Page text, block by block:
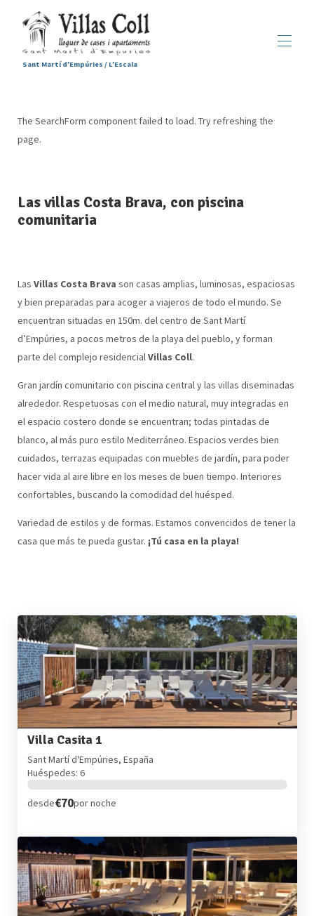
Sant Martí d'Empúries / L'Escala
Alojamientos ▾
The SearchForm component failed to load. Try refreshing the
page.
Las villas Costa Brava, con piscina
comunitaria
Las Villas Costa Brava son casas amplias, luminosas, espaciosas
y bien preparadas para acoger a viajeros de todo el mundo. Se
encuentran situadas en 150m. del centro de Sant Martí
d’Empúries, a pocos metros de la playa del pueblo, y forman
parte del complejo residencialVillas Coll.
Gran jardín comunitario con piscina central y las villas diseminadas
alrededor. Respetuosas con el medio natural, muy integradas en
el espacio costero donde se encuentran; todas pintadas de
blanco, al más puro estilo Mediterráneo. Espacios verdes bien
cuidados, terrazas equipadas con muebles de jardín, para poder
hacer vida al aire libre en los meses de buen tiempo. Interiores
confortables, buscando la comodidad del huésped.
Variedad de estilos y de formas. Estamos convencidos de tener la
casa que más te pueda gustar. ¡Tú casa en la playa!
Villa Casita 1
Sant Martí d'Empúries, España
Huéspedes: 6
desde€70por noche